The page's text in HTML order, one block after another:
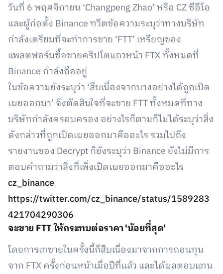
วันที่ 6 พฤศจิกายน ‘Changpeng Zhao’ หรือ CZ ซีอีโอ
และผู้ก่อตั้ง Binance ทวีตข้อความระบุว่าทางบริษัท
กำลังเตรียมที่จะทำการขาย ‘FTT’ เหรียญของ
แพลตฟอร์มซื้อขายคริปโตแถวหน้า FTX ทั้งหมดที่
Binance กำลังถืออยู่
ในข้อความยังระบุว่า ‘สืบเนื่องจากบางอย่างได้ถูกเปิด
เผยออกมา’ จึงตัดสินใจที่จะขาย FTT ทั้งหมดที่ทาง
บริษัทกำลังครอบครอง อย่างไรก็ตามก็ไม่ได้ระบุว่าสิ่ง
ดังกล่าวที่ถูกเปิดเผยออกมาคืออะไร รวมไปถึง
รายงานของ Decrypt ก็ยังระบุว่า Binance ยังไม่มีการ
ตอบคำถามว่าสิ่งที่เพิ่งเปิดเผยออกมาคืออะไร
cz_binance
https://twitter.com/cz_binance/status/1589283
421704290306
จะขาย FTT ให้กระทบต่อราคา 'น้อยที่สุด'
โดยการเทขายในครั้งนี้ก็สืบเนื่องมาจากการถอนทุน
จาก FTX ครั้งก่อนหน้าเมื่อปีที่แล้ว และได้ผลตอบแทน